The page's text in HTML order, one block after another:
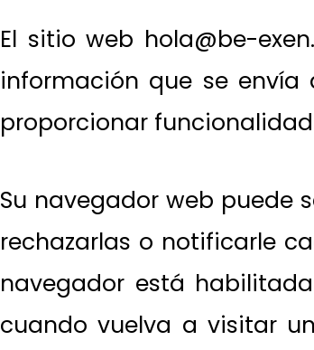
El sitio web hola@be-
información que se
proporcionar
Su navegador web puede
rechazarlas o notificarle
navegador está
cuando vuelva a visitar